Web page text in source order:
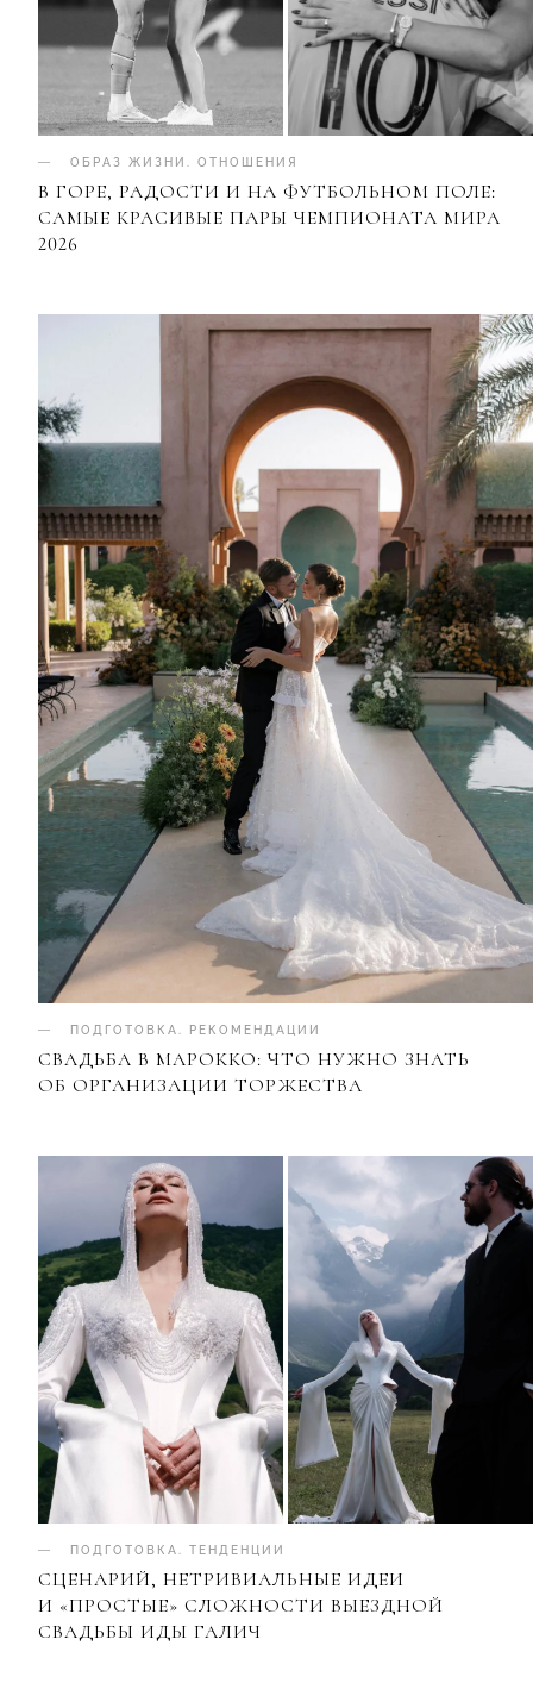
ОБРАЗ ЖИЗНИ ОТНОШЕНИЯ
В ГОРЕ, РАДОСТИ И НА ФУТБОЛЬНОМ ПОЛЕ:
САМЫЕ КРАСИВЫЕ ПАРЫ ЧЕМПИОНАТА МИРА
2026
ПОДГОТОВКА РЕКОМЕНДАЦИИ
СВАДЬБА В МАРОККО: ЧТО НУЖНО ЗНАТЬ
ОБ ОРГАНИЗАЦИИ ТОРЖЕСТВА
ПОДГОТОВКА ТЕНДЕНЦИИ
СЦЕНАРИЙ, НЕТРИВИАЛЬНЫЕ ИДЕИ
И «ПРОСТЫЕ» СЛОЖНОСТИ ВЫЕЗДНОЙ
СВАДЬБЫ ИДЫ ГАЛИЧ